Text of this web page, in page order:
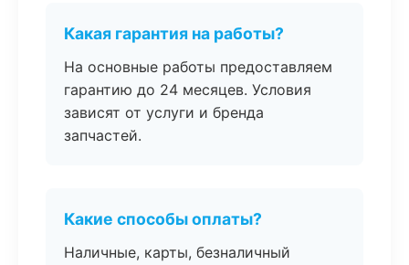
Какая гарантия на работы?
На основные работы предоставляем
гарантию до 24 месяцев. Условия
зависят от услуги и бренда
запчастей.
Какие способы оплаты?
Наличные, карты, безналичный